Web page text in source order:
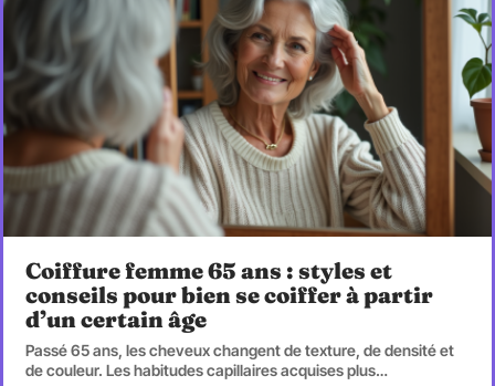
Coiffure femme 65 ans : styles et
conseils pour bien se coiffer à partir
d’un certain âge
Passé 65 ans, les cheveux changent de texture, de densité et
de couleur. Les habitudes capillaires acquises plus…